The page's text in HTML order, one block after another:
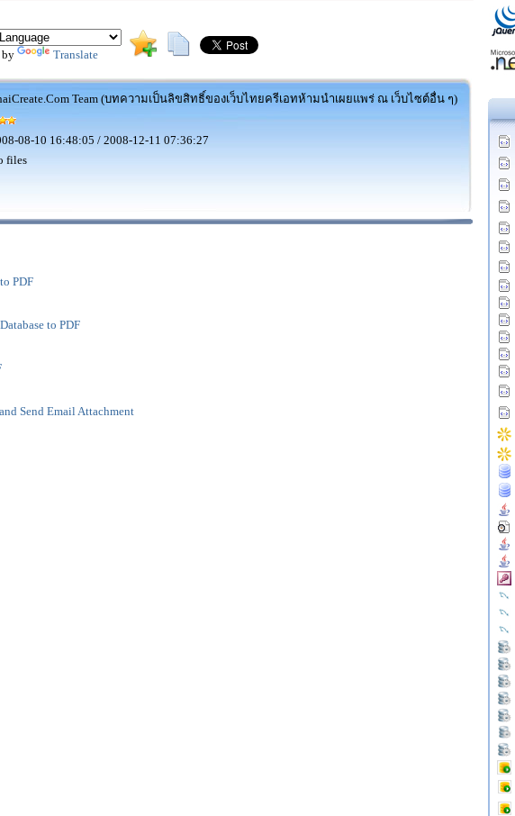
by Translate
Team (บทความเป็นลิขสิทธิ์ของเว็บไทยครีเอทห้ามนำเผยแพร่ ณ เว็บไซต์อื่น ๆ)
08-10 16:48:05 / 2008-12-11 07:36:27
files
PDF
to PDF
Send Email Attachment